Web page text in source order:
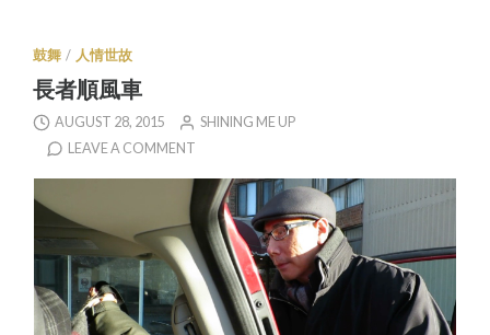
鼓舞 / 人情世故
長者順風車
AUGUST 28, 2015
SHINING ME UP
LEAVE A COMMENT